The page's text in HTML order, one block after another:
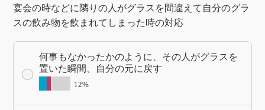
宴会の時などに隣りの人がグラスを間違えて自分のグラ
スの飲み物を飲まれてしまった時の対応
何事もなかったかのように、その人がグラスを
置いた瞬間、自分の元に戻す
12%